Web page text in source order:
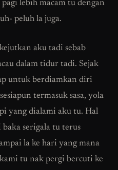
lebih macam tu dengan
peluh la juga.
aku tadi sebab
dalam tidur tadi. Sejak
untuk berdiamkan diri
termasuk sasa, yola
yang dialami aku tu. Hal
serigala tu terus
la ke hari yang mana
tu nak pergi bercuti ke